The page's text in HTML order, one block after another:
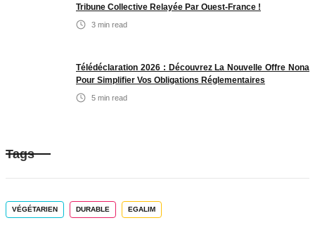
Tribune Collective Relayée Par Ouest-France !
3 min read
Télédéclaration 2026 : Découvrez La Nouvelle Offre Nona
Pour Simplifier Vos Obligations Réglementaires
5 min read
Tags
VÉGÉTARIEN DURABLE EGALIM